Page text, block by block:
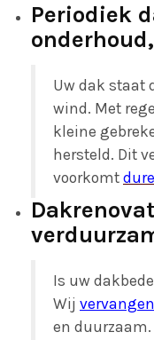
Periodiek
Uw dak staat
wind. Met
kleine
hersteld. Dit
voorkomt
Is uw
Wij
en